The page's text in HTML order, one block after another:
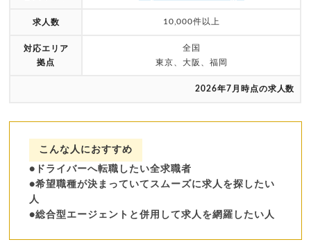
求人数 10,000件以上
対応エリア
拠点
全国
東京、大阪、福岡
2026年7月時点の求人数
こんな人におすすめ
●ドライバーへ転職したい全求職者
●希望職種が決まっていてスムーズに求人を探したい
人
●総合型エージェントと併用して求人を網羅したい人